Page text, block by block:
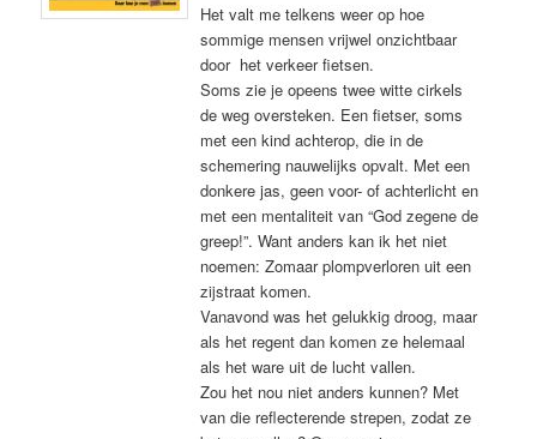
Het valt me telkens weer op hoe
sommige mensen vrijwel onzichtbaar
door het verkeer fietsen.
Soms zie je opeens twee witte cirkels
de weg oversteken. Een fietser, soms
met een kind achterop, die in de
schemering nauwelijks opvalt. Met een
donkere jas, geen voor- of achterlicht en
met een mentaliteit van “God zegene de
greep!”. Want anders kan ik het niet
noemen: Zomaar plompverloren uit een
zijstraat komen.
Vanavond was het gelukkig droog, maar
als het regent dan komen ze helemaal
als het ware uit de lucht vallen.
Zou het nou niet anders kunnen? Met
van die reflecterende strepen, zodat ze